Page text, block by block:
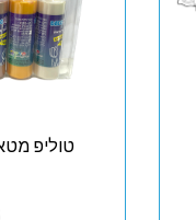
טוליפ מטאלי